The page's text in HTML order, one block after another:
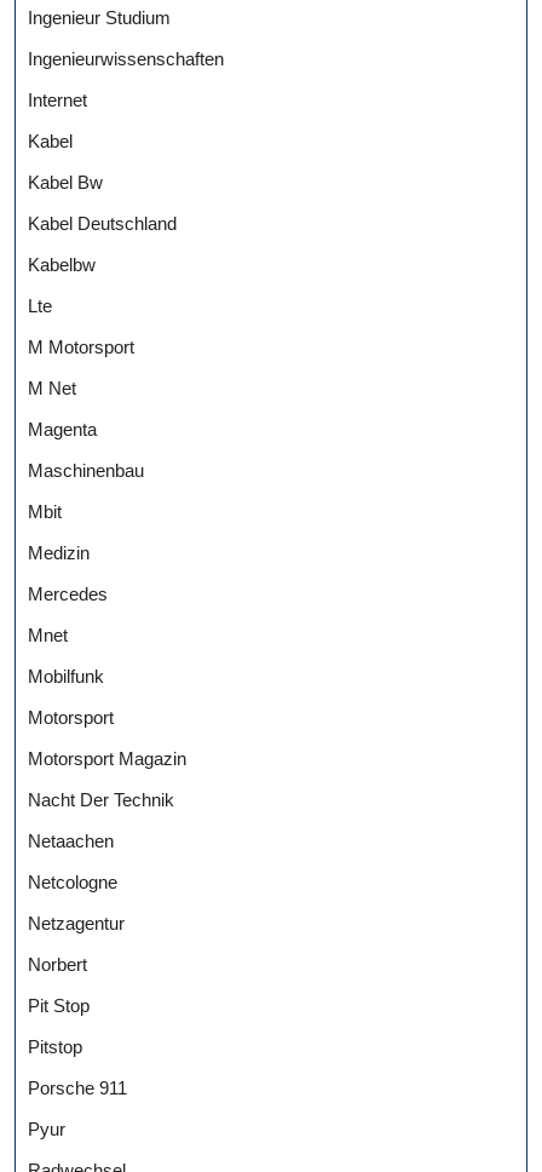
Ingenieur Studium
Ingenieurwissenschaften
Internet
Kabel
Kabel Bw
Kabel Deutschland
Kabelbw
Lte
M Motorsport
M Net
Magenta
Maschinenbau
Mbit
Medizin
Mercedes
Mnet
Mobilfunk
Motorsport
Motorsport Magazin
Nacht Der Technik
Netaachen
Netcologne
Netzagentur
Norbert
Pit Stop
Pitstop
Porsche 911
Pyur